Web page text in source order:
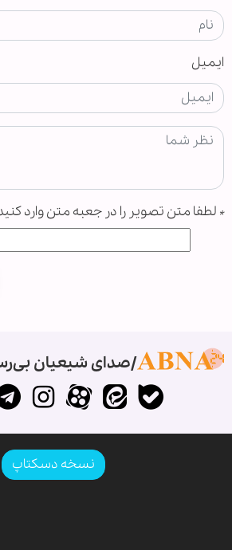
ایمیل
* لطفا متن تصویر را در جعبه متن وارد
صدای شیعیان
نسخه دسکتاپ